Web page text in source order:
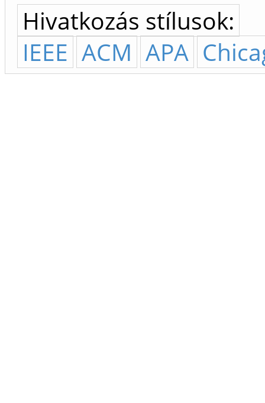
Hivatkozás stílusok:
IEEE ACM APA